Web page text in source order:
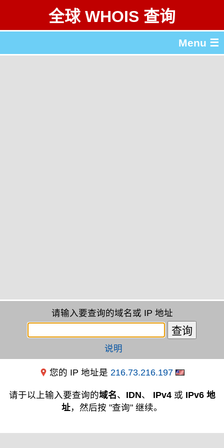
全球 WHOIS 查询
Menu ☰
请输入要查询的域名或 IP 地址
说明
您的 IP 地址是 216.73.216.197
请于以上输入要查询的域名、 IDN、 IPv4或 IPv6 地
址，然后按 "查询" 继续。